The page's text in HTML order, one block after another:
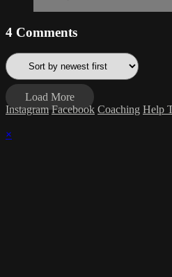
4 Comments
Load More
Instagram Facebook Coaching Help
×